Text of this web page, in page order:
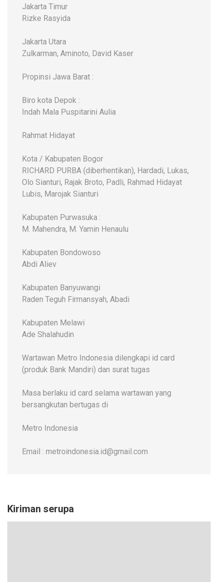
Jakarta Timur
Rizke Rasyida
Jakarta Utara
Zulkarman, Aminoto, David Kaser
Propinsi Jawa Barat :
Biro kota Depok :
Indah Mala Puspitarini Aulia
Rahmat Hidayat
Kota / Kabupaten Bogor
RICHARD PURBA (diberhentikan), Hardadi, Lukas,
Olo Sianturi, Rajak Broto, Padli, Rahmad Hidayat
Lubis, Marojak Sianturi
Kabupaten Purwasuka :
M. Mahendra, M. Yamin Henaulu
Kabupaten Bondowoso
Abdi Aliev
Kabupaten Banyuwangi
Raden Teguh Firmansyah, Abadi
Kabupaten Melawi
Ade Shalahudin
Wartawan Metro Indonesia dilengkapi id card
(produk Bank Mandiri) dan surat tugas
Masa berlaku id card selama wartawan yang
bersangkutan bertugas di
Metro Indonesia
Email : metroindonesia.id@gmail.com
Kiriman serupa